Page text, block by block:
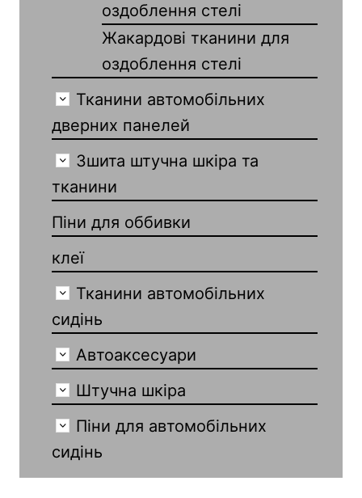
оздоблення стелі
Жакардові тканини для
оздоблення стелі
Тканини автомобільних
дверних панелей
Зшита штучна шкіра та
тканини
Піни для оббивки
клеї
Тканини автомобільних
сидінь
Автоаксесуари
Штучна шкіра
Піни для автомобільних
сидінь